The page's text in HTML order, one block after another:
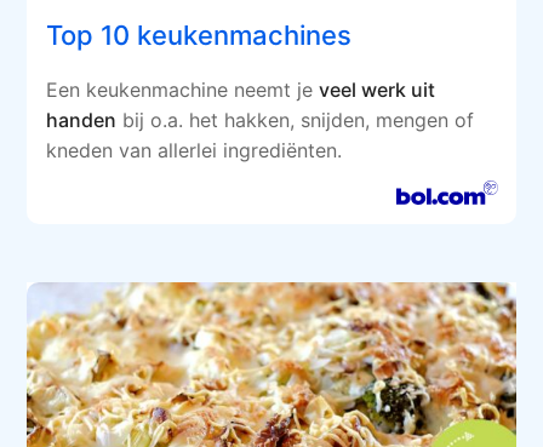
Top 10 keukenmachines
Een keukenmachine neemt jeveel werk uit
handen bij o.a. het hakken, snijden, mengen of
kneden van allerlei ingrediënten.